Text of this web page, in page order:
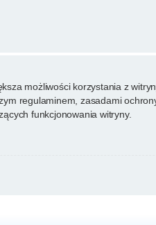
możliwości korzystania z
regulaminem, zasadami
funkcjonowania witryny.